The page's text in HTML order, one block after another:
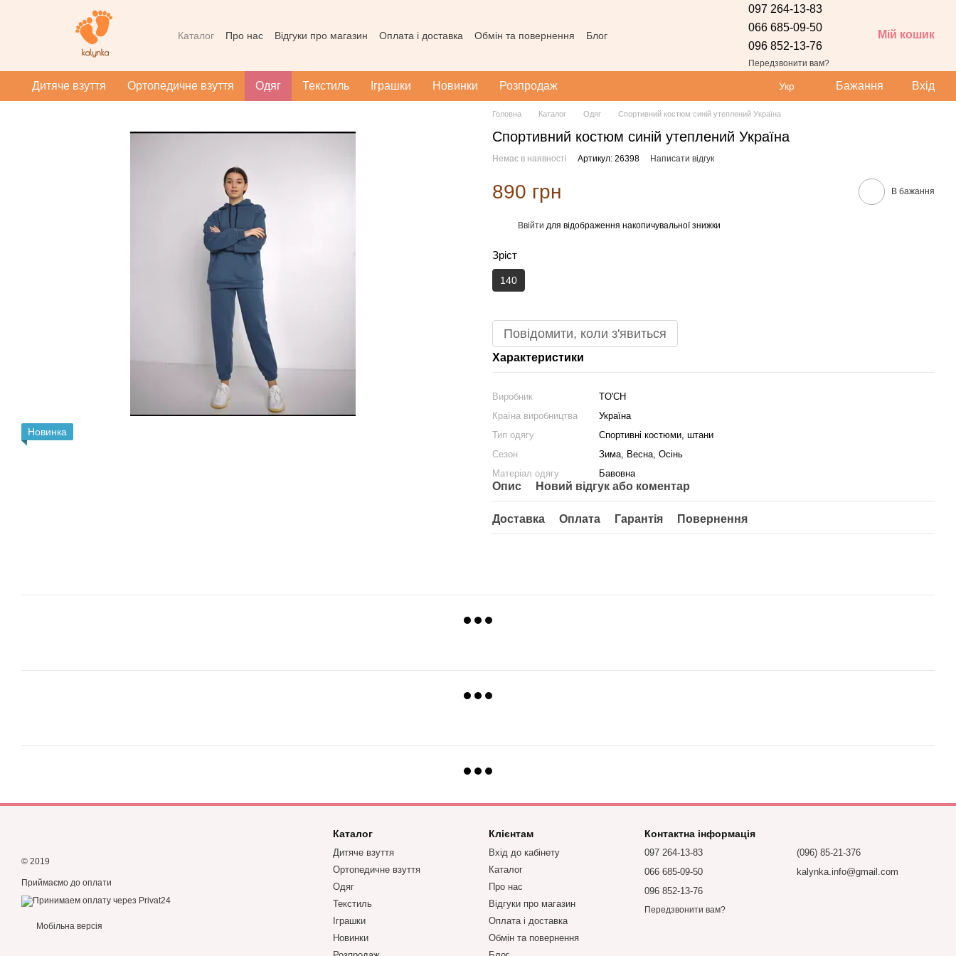
Перейти до основного контенту
Каталог Про нас Відгуки про магазин Оплата і доставка Обмін та повернення
Блог
097 264-13-83
066 685-09-50
096 852-13-76
Передзвонити вам?
Мій кошик
Дитяче взуття Ортопедичне взуття Одяг Текстиль Іграшки Новинки Розпродаж Укр Бажання Вхід
Новинка
Головна Каталог Одяг Спортивний костюм синій утеплений Україна
Спортивний костюм синій утеплений Україна
Немає в наявності Артикул: 26398 Написати відгук
890 грн В бажання
Ввійти для відображення накопичувальної знижки
Зріст
140
Повідомити, коли з'явиться
Характеристики
Виробник
TO'СН
Країна виробництва
Україна
Тип одягу
Спортивні костюми, штани
Сезон
Зима, Весна, Осінь
Матеріал одягу
Бавовна
Опис Новий відгук або коментар
Доставка Оплата Гарантія Повернення
© 2019
Приймаємо до оплати
Мобільна версія
Каталог
Дитяче взуття
Ортопедичне взуття
Одяг
Текстиль
Іграшки
Новинки
Клієнтам
Вхід до кабінету
Каталог
Про нас
Відгуки про магазин
Оплата і доставка
Обмін та повернення
Контактна інформація
097 264-13-83
066 685-09-50
096 852-13-76
Передзвонити вам?
(096) 85-21-376
kalynka.info@gmail.com